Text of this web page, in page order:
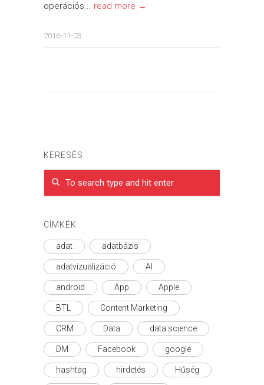
operációs... read more →
2016-11-03
KERESÉS
CÍMKÉK
adat adatbázis
adatvizualizáció AI
android App Apple
BTL Content Marketing
CRM Data data science
DM Facebook google
hashtag hirdetés Hűség